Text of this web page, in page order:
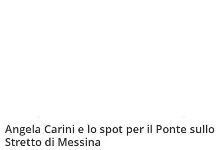
Angela Carini e lo spot per il Ponte sullo
Stretto di Messina